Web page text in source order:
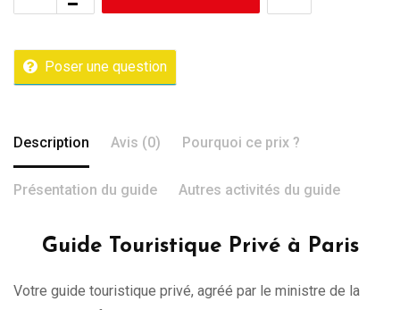
Poser une question
Description Avis (0) Pourquoi ce prix ?
Présentation du guide Autres activités du guide
Guide Touristique Privé à Paris
Votre guide touristique privé, agréé par le ministre de la